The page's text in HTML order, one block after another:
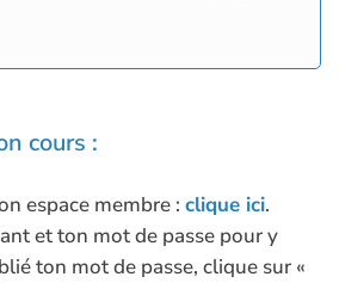
cours :
espace membre : clique ici.
et ton mot de passe pour y
ton mot de passe, clique sur «